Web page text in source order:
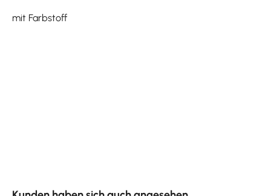
mit Farbstoff